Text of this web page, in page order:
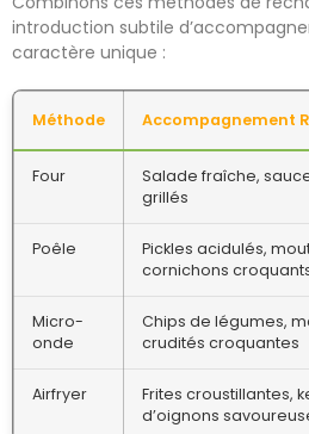
introduction subtile
caractère unique :
Méthode Accompagnement
Four
Salade fraîche,
grillés
Poêle
Pickles acidulés,
cornichons
Micro-
onde
Chips de légumes,
crudités croquantes
Airfryer
Frites croustillantes,
d’oignons